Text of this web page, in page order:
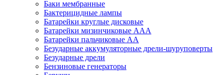
Баки мембранные
Бактерицидные лампы
Батарейки круглые дисковые
Батарейки мизинчиковые ААА
Батарейки пальчиковые АА
Безударные аккумуляторные дрели-шуруповерты
Безударные дрели
Бензиновые генераторы